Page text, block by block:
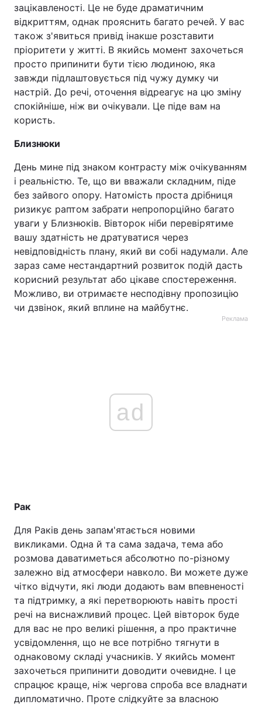
зацікавленості. Це не буде драматичним
відкриттям, однак прояснить багато речей. У вас
також з'явиться привід інакше розставити
пріоритети у житті. В якийсь момент захочеться
просто припинити бути тією людиною, яка
завжди підлаштовується під чужу думку чи
настрій. До речі, оточення відреагує на цю зміну
спокійніше, ніж ви очікували. Це піде вам на
користь.
Близнюки
День мине під знаком контрасту між очікуванням
і реальністю. Те, що ви вважали складним, піде
без зайвого опору. Натомість проста дрібниця
ризикує раптом забрати непропорційно багато
уваги у Близнюків. Вівторок ніби перевірятиме
вашу здатність не дратуватися через
невідповідність плану, який ви собі надумали. Але
зараз саме нестандартний розвиток подій дасть
корисний результат або цікаве спостереження.
Можливо, ви отримаєте несподівну пропозицію
чи дзвінок, який вплине на майбутнє.
Реклама
ad
Рак
Для Раків день запам'ятається новими
викликами. Одна й та сама задача, тема або
розмова даватиметься абсолютно по-різному
залежно від атмосфери навколо. Ви можете дуже
чітко відчути, які люди додають вам впевненості
та підтримку, а які перетворюють навіть прості
речі на виснажливий процес. Цей вівторок буде
для вас не про великі рішення, а про практичне
усвідомлення, що не все потрібно тягнути в
однаковому складі учасників. У якийсь момент
захочеться припинити доводити очевидне. І це
спрацює краще, ніж чергова спроба все владнати
дипломатично. Проте слідкуйте за власною